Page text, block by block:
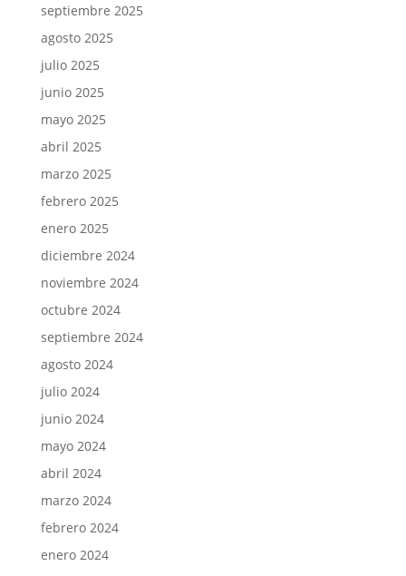
septiembre 2025
agosto 2025
julio 2025
junio 2025
mayo 2025
abril 2025
marzo 2025
febrero 2025
enero 2025
diciembre 2024
noviembre 2024
octubre 2024
septiembre 2024
agosto 2024
julio 2024
junio 2024
mayo 2024
abril 2024
marzo 2024
febrero 2024
enero 2024